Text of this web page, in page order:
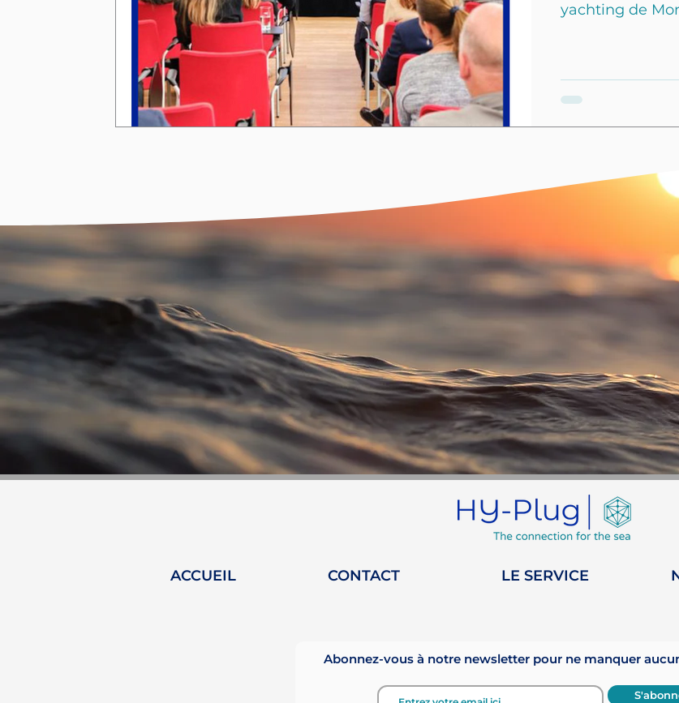
yachting de
innovateurs du
avancées et
que Monaco
ACCUEIL CONTACT LE SERVICE
Abonnez-vous à notre newsletter pour ne manquer